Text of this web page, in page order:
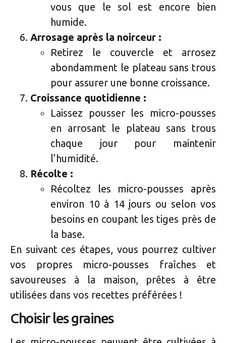
vous que le sol est encore bien
humide.
Arrosage après la noirceur :
Retirez le couvercle et arrosez
abondamment le plateau sans trous
pour assurer une bonne croissance.
Croissance quotidienne :
Laissez pousser les micro-pousses
en arrosant le plateau sans trous
chaque jour pour maintenir
l’humidité.
Récolte :
Récoltez les micro-pousses après
environ 10 à 14 jours ou selon vos
besoins en coupant les tiges près de
la base.
En suivant ces étapes, vous pourrez cultiver
vos propres micro-pousses fraîches et
savoureuses à la maison, prêtes à être
utilisées dans vos recettes préférées !
Choisir les graines